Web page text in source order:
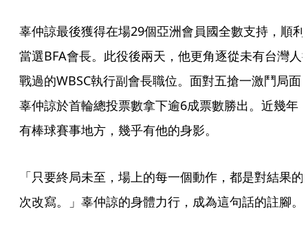
辜仲諒最後獲得在場29個亞洲會員國全數支持，順利
當選BFA會長。此役後兩天，他更角逐從未有台灣人
戰過的WBSC執行副會長職位。面對五搶一激鬥局面
辜仲諒於首輪總投票數拿下逾6成票數勝出。近幾年
有棒球賽事地方，幾乎有他的身影。
「只要終局未至，場上的每一個動作，都是對結果的
次改寫。」辜仲諒的身體力行，成為這句話的註腳。